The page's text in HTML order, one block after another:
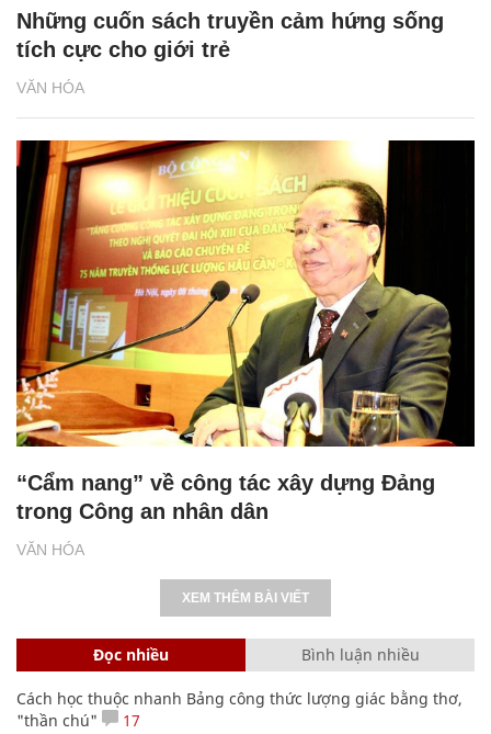
VĂN HÓA
Những cuốn sách truyền cảm hứng sống
tích cực cho giới trẻ
VĂN HÓA
“Cẩm nang” về công tác xây dựng Đảng
trong Công an nhân dân
XEM THÊM BÀI VIẾT
Đọc nhiều Bình luận nhiều
Cách học thuộc nhanh Bảng công thức lượng giác bằng thơ,
"thần chú"
17